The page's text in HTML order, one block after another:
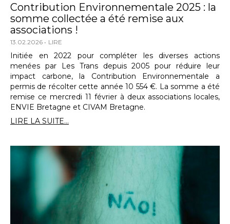
Contribution Environnementale 2025 : la
somme collectée a été remise aux
associations !
13.02.2026 LIRE
Initiée en 2022 pour compléter les diverses actions
menées par Les Trans depuis 2005 pour réduire leur
impact carbone, la Contribution Environnementale a
permis de récolter cette année 10 554 €. La somme a été
remise ce mercredi 11 février à deux associations locales,
ENVIE Bretagne et CIVAM Bretagne.
LIRE LA SUITE...